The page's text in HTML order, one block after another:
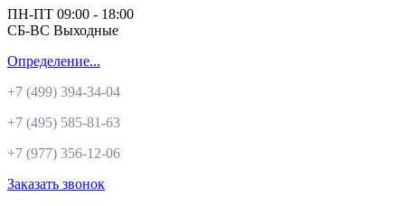
ПН-ПТ 09:00 - 18:00
СБ-ВС Выходные
Определение...
+7 (499) 394-34-04
+7 (495) 585-81-63
+7 (977) 356-12-06
Заказать звонок